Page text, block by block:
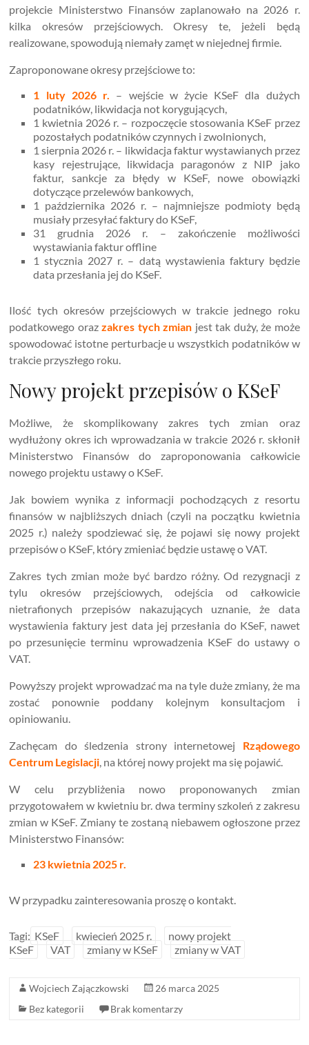
projekcie Ministerstwo Finansów zaplanowało na 2026 r.
kilka okresów przejściowych. Okresy te, jeżeli będą
realizowane, spowodują niemały zamęt w niejednej firmie.
Zaproponowane okresy przejściowe to:
1 luty 2026 r. – wejście w życie KSeF dla dużych
podatników, likwidacja not korygujących,
1 kwietnia 2026 r. – rozpoczęcie stosowania KSeF przez
pozostałych podatników czynnych i zwolnionych,
1 sierpnia 2026 r. – likwidacja faktur wystawianych przez
kasy rejestrujące, likwidacja paragonów z NIP jako
faktur, sankcje za błędy w KSeF, nowe obowiązki
dotyczące przelewów bankowych,
1 października 2026 r. – najmniejsze podmioty będą
musiały przesyłać faktury do KSeF,
31 grudnia 2026 r. – zakończenie możliwości
wystawiania faktur offline
1 stycznia 2027 r. – datą wystawienia faktury będzie
data przesłania jej do KSeF.
Ilość tych okresów przejściowych w trakcie jednego roku
podatkowego orazzakres tych zmian jest tak duży, że może
spowodować istotne perturbacje u wszystkich podatników w
trakcie przyszłego roku.
Nowy projekt przepisów o KSeF
Możliwe, że skomplikowany zakres tych zmian oraz
wydłużony okres ich wprowadzania w trakcie 2026 r. skłonił
Ministerstwo Finansów do zaproponowania całkowicie
nowego projektu ustawy o KSeF.
Jak bowiem wynika z informacji pochodzących z resortu
finansów w najbliższych dniach (czyli na początku kwietnia
2025 r.) należy spodziewać się, że pojawi się nowy projekt
przepisów o KSeF, który zmieniać będzie ustawę o VAT.
Zakres tych zmian może być bardzo różny. Od rezygnacji z
tylu okresów przejściowych, odejścia od całkowicie
nietrafionych przepisów nakazujących uznanie, że data
wystawienia faktury jest data jej przesłania do KSeF, nawet
po przesunięcie terminu wprowadzenia KSeF do ustawy o
VAT.
Powyższy projekt wprowadzać ma na tyle duże zmiany, że ma
zostać ponownie poddany kolejnym konsultacjom i
opiniowaniu.
Zachęcam do śledzenia strony internetowej Rządowego
Centrum Legislacji, na której nowy projekt ma się pojawić.
W celu przybliżenia nowo proponowanych zmian
przygotowałem w kwietniu br. dwa terminy szkoleń z zakresu
zmian w KSeF. Zmiany te zostaną niebawem ogłoszone przez
Ministerstwo Finansów:
23 kwietnia 2025 r.
W przypadku zainteresowania proszę o kontakt.
Tagi: KSeF kwiecień 2025 r.
nowy projekt
KSeF
VAT zmiany w KSeF zmiany w VAT
Wojciech Zajączkowski
26 marca 2025
Bez kategorii
Brak komentarzy